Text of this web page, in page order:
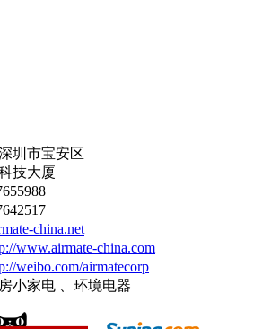
圳市宝安区
技大厦
china.net
www.airmate-china.com
weibo.com/airmatecorp
小家电 、环境电器